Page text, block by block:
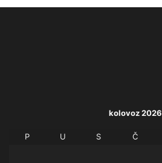
kolovoz 2026
P U S Č